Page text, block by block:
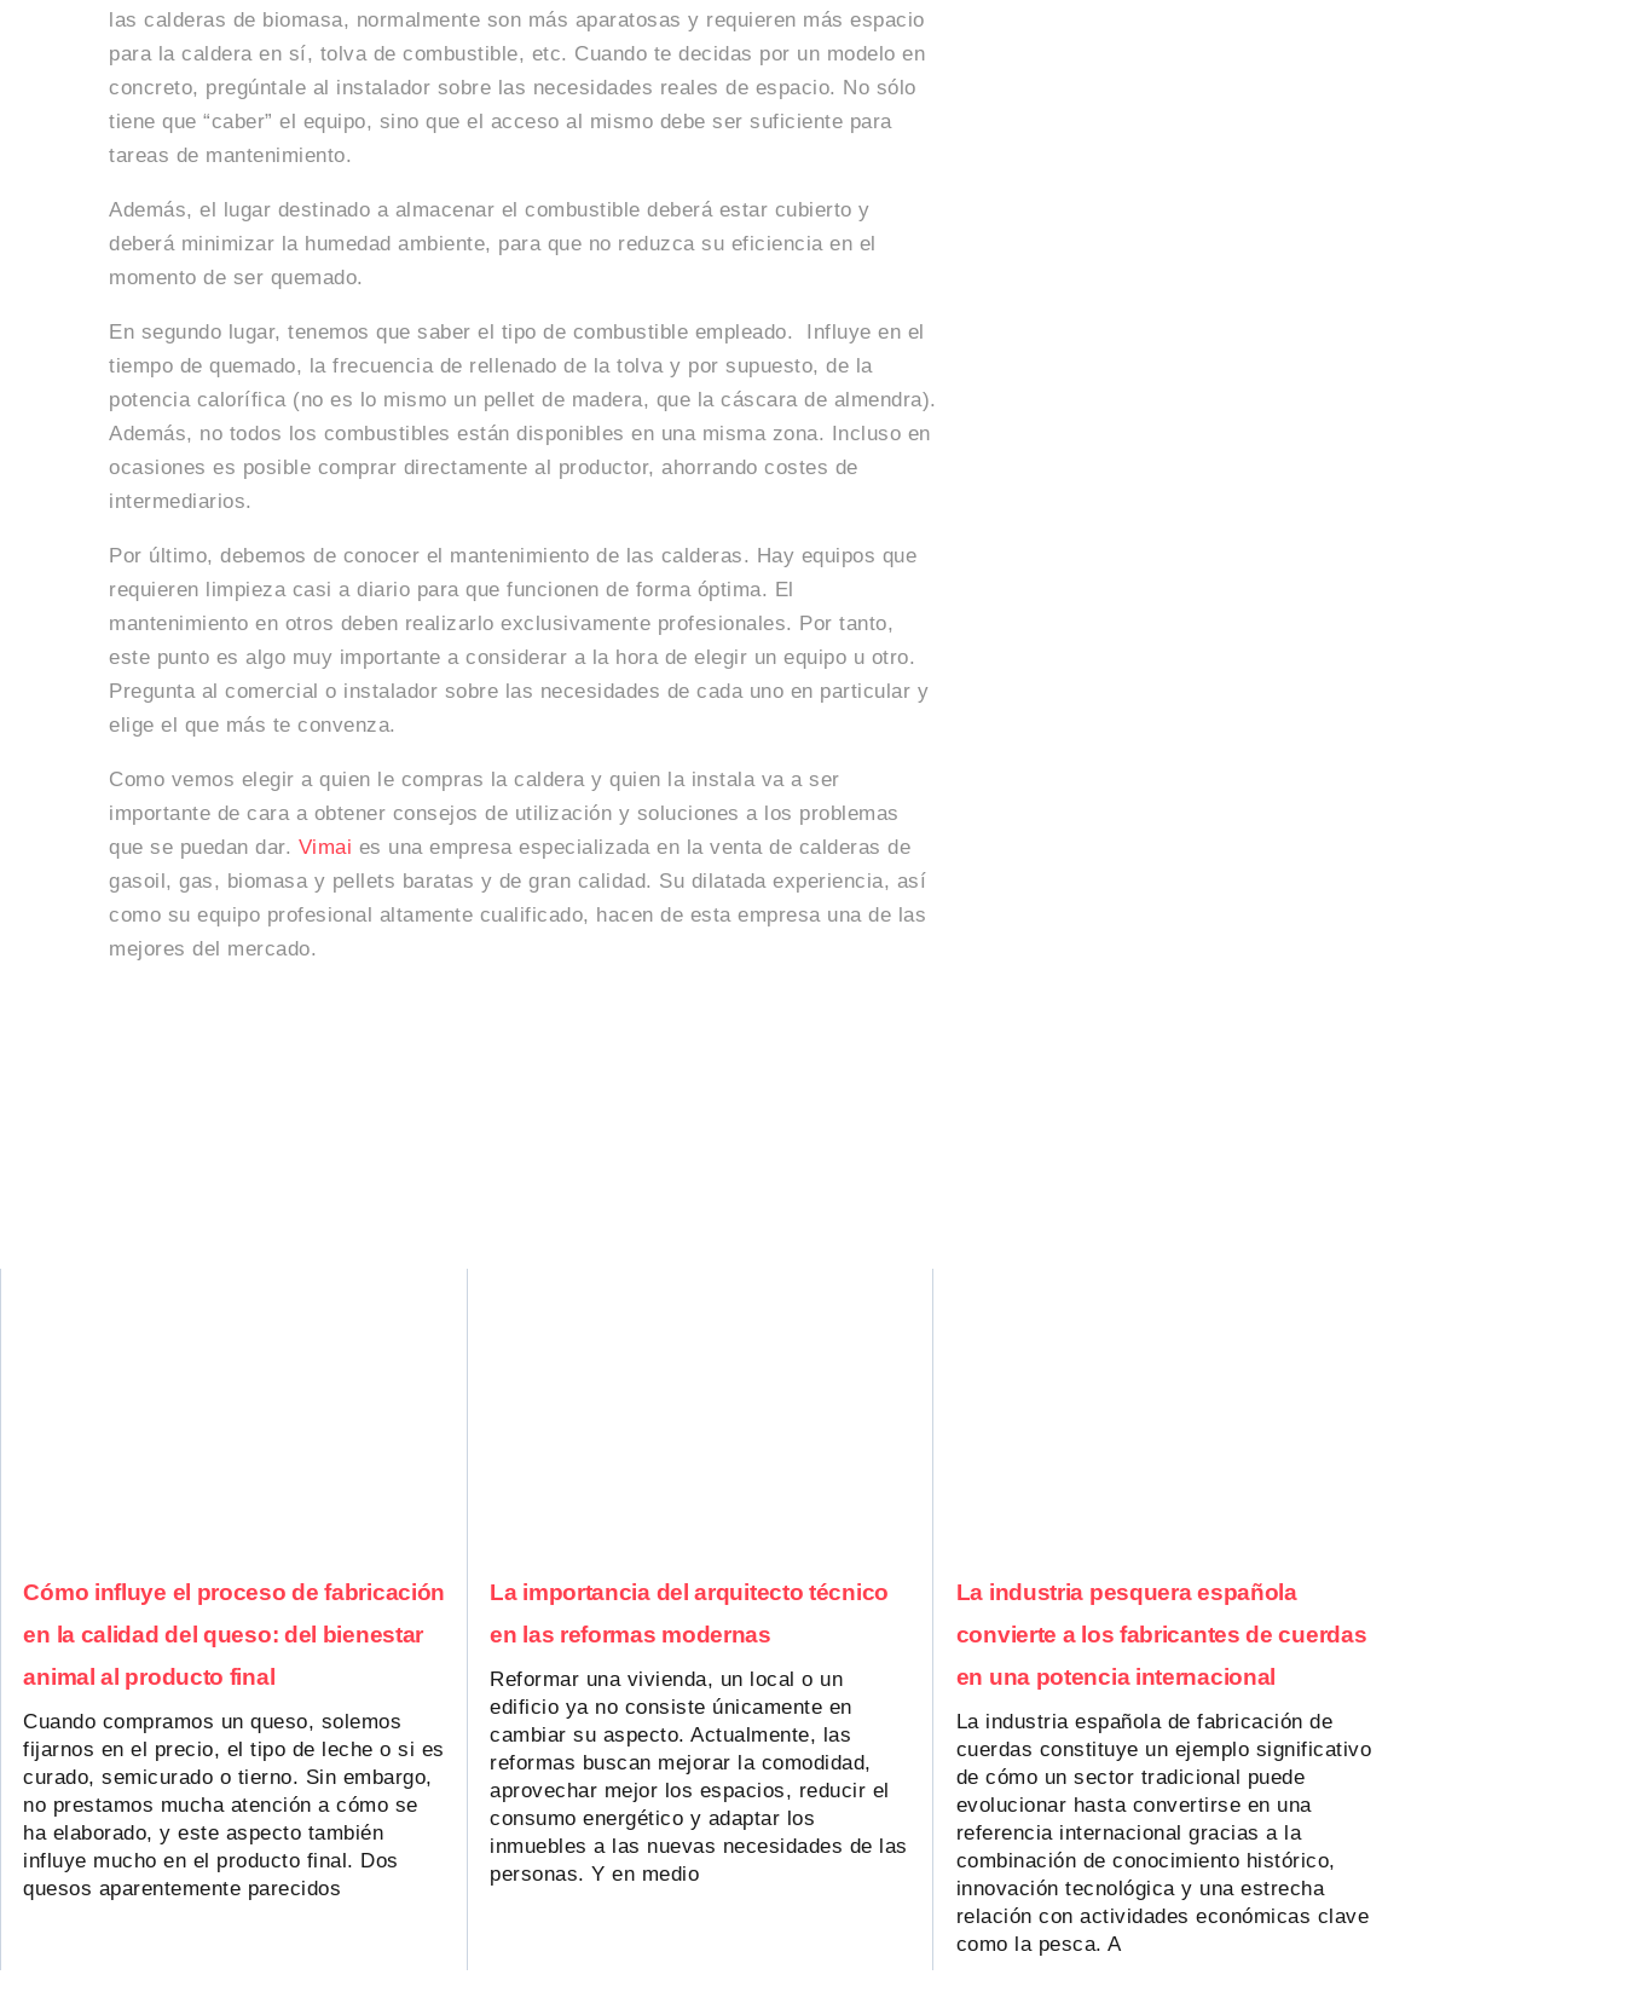
las calderas de biomasa, normalmente son más aparatosas y requieren más espacio
para la caldera en sí, tolva de combustible, etc. Cuando te decidas por un modelo en
concreto, pregúntale al instalador sobre las necesidades reales de espacio. No sólo
tiene que “caber” el equipo, sino que el acceso al mismo debe ser suficiente para
tareas de mantenimiento.
Además, el lugar destinado a almacenar el combustible deberá estar cubierto y
deberá minimizar la humedad ambiente, para que no reduzca su eficiencia en el
momento de ser quemado.
En segundo lugar, tenemos que saber el tipo de combustible empleado. Influye en el
tiempo de quemado, la frecuencia de rellenado de la tolva y por supuesto, de la
potencia calorífica (no es lo mismo un pellet de madera, que la cáscara de almendra).
Además, no todos los combustibles están disponibles en una misma zona. Incluso en
ocasiones es posible comprar directamente al productor, ahorrando costes de
intermediarios.
Por último, debemos de conocer el mantenimiento de las calderas. Hay equipos que
requieren limpieza casi a diario para que funcionen de forma óptima. El
mantenimiento en otros deben realizarlo exclusivamente profesionales. Por tanto,
este punto es algo muy importante a considerar a la hora de elegir un equipo u otro.
Pregunta al comercial o instalador sobre las necesidades de cada uno en particular y
elige el que más te convenza.
Como vemos elegir a quien le compras la caldera y quien la instala va a ser
importante de cara a obtener consejos de utilización y soluciones a los problemas
que se puedan dar. Vimai es una empresa especializada en la venta de calderas de
gasoil, gas, biomasa y pellets baratas y de gran calidad. Su dilatada experiencia, así
como su equipo profesional altamente cualificado, hacen de esta empresa una de las
mejores del mercado.
Cómo influye el proceso de fabricación
en la calidad del queso: del bienestar
animal al producto final
Cuando compramos un queso, solemos
fijarnos en el precio, el tipo de leche o si es
curado, semicurado o tierno. Sin embargo,
no prestamos mucha atención a cómo se
ha elaborado, y este aspecto también
influye mucho en el producto final. Dos
quesos aparentemente parecidos
La importancia del arquitecto técnico
en las reformas modernas
Reformar una vivienda, un local o un
edificio ya no consiste únicamente en
cambiar su aspecto. Actualmente, las
reformas buscan mejorar la comodidad,
aprovechar mejor los espacios, reducir el
consumo energético y adaptar los
inmuebles a las nuevas necesidades de las
personas. Y en medio
La industria pesquera española
convierte a los fabricantes de cuerdas
en una potencia internacional
La industria española de fabricación de
cuerdas constituye un ejemplo significativo
de cómo un sector tradicional puede
evolucionar hasta convertirse en una
referencia internacional gracias a la
combinación de conocimiento histórico,
innovación tecnológica y una estrecha
relación con actividades económicas clave
como la pesca. A